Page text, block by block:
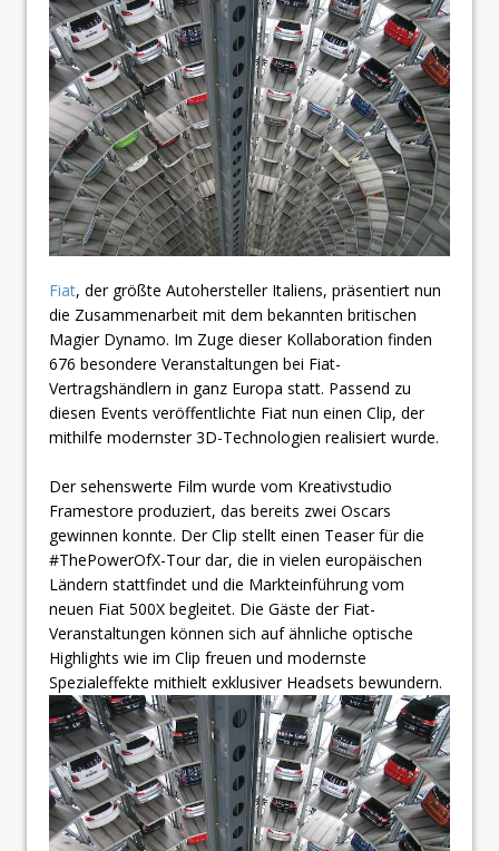
Fiat, der größte Autohersteller Italiens, präsentiert nun
die Zusammenarbeit mit dem bekannten britischen
Magier Dynamo. Im Zuge dieser Kollaboration finden
676 besondere Veranstaltungen bei Fiat-
Vertragshändlern in ganz Europa statt. Passend zu
diesen Events veröffentlichte Fiat nun einen Clip, der
mithilfe modernster 3D-Technologien realisiert wurde.
Der sehenswerte Film wurde vom Kreativstudio
Framestore produziert, das bereits zwei Oscars
gewinnen konnte. Der Clip stellt einen Teaser für die
#ThePowerOfX-Tour dar, die in vielen europäischen
Ländern stattfindet und die Markteinführung vom
neuen Fiat 500X begleitet. Die Gäste der Fiat-
Veranstaltungen können sich auf ähnliche optische
Highlights wie im Clip freuen und modernste
Spezialeffekte mithielt exklusiver Headsets bewundern.